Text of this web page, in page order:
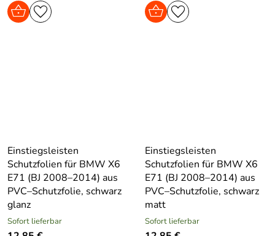
Einstiegsleisten
Schutzfolien für BMW X6
E71 (BJ 2008–2014) aus
PVC–Schutzfolie, schwarz
glanz
Sofort lieferbar
Einstiegsleisten
Schutzfolien für BMW X6
E71 (BJ 2008–2014) aus
PVC–Schutzfolie, schwarz
matt
Sofort lieferbar